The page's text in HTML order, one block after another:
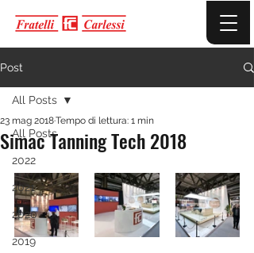
Post
All Posts
2022
2021
2020
2019
All Posts
Simac Tanning Tech 2018
23 mag 2018Tempo di lettura: 1 min